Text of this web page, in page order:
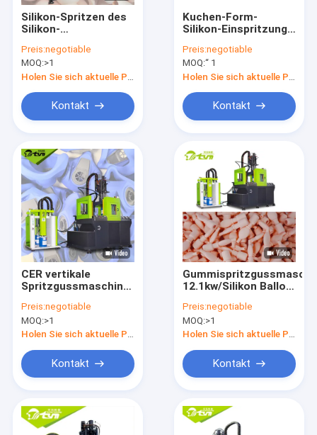
Produits
Silikon-Spritzen des
Silikon-
Geräts flüssiges, das
Maschine herstellt
Preis:negotiable
MOQ:>1
Kontakt
Kuchen-Form-
Silikon-Einspritzung,
flüssige Silikon-
Spritzen-Maschine
herstellt
Preis:negotiable
MOQ:“ 1
Kontakt
CER vertikale
Spritzgussmaschine-/Silikon-
Maschine herstellen
Preis:negotiable
MOQ:>1
Holen Sie sich aktuelle Preis
Kontakt
12.1kw/Silikon Ballon,
herstellt
Preis:negotiable
MOQ:>1
Holen Sie sich aktuelle Preis
Kontakt